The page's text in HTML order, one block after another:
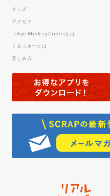
グッズ
アクセス
Tokyo Mystery Circusとは
くまっキーとは
楽しみ方